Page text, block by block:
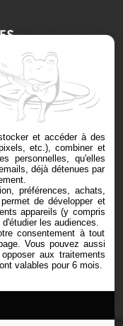
et accéder à des
etc.), combiner et
personnelles, qu'elles
déjà détenues par
préférences, achats,
de développer et
appareils (y compris
les audiences.
consentement à tout
. Vous pouvez aussi
aux traitements
valables pour 6 mois.